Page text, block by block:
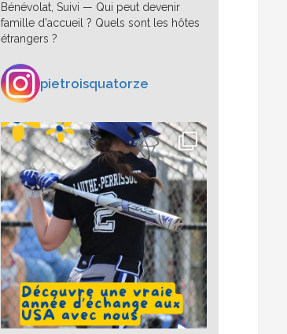
Bénévolat, Suivi — Qui peut devenir
famille d'accueil ? Quels sont les hôtes
étrangers ?
pietroisquatorze